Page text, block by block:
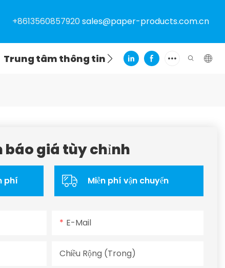
+8613560857920sales@paper-products.com.cn
Trung tâm thông tin Liên hệ
báo giá tùy chỉnh
phí Miễn phí vận chuyển
E-Mail
Chiều Rộng (trong)